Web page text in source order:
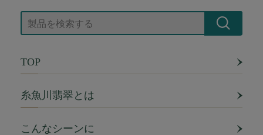
TOP
糸魚川翡翠とは
こんなシーンに